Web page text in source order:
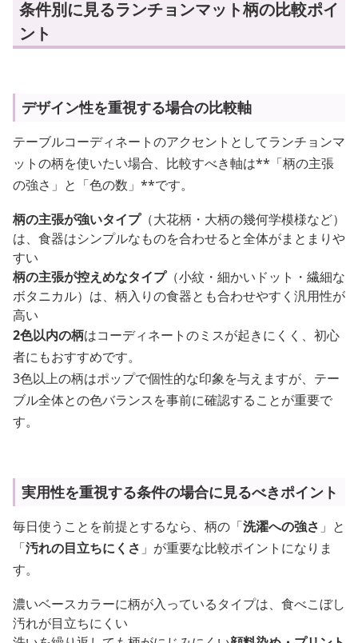
条件別に見るランチョンマット柄の比較ポイ
ント
デザイン性を重視する場合の比較軸
テーブルコーディネートのアクセントとしてランチョンマ
ットの柄を使いたい場合、比較すべき軸は**「柄の主張
の強さ」と「色の数」**です。
柄の主張が強いタイプ（大花柄・大柄の幾何学模様など）
は、食器はシンプルなものを合わせると全体がまとまりや
すい
柄の主張が控えめなタイプ（小紋・細かいドット・繊細な
ボタニカル）は、柄入りの食器とも合わせやすく汎用性が
高い
2色以内の柄はコーディネートのミスが起きにくく、初心
者にもおすすめです。
3色以上の柄はポップで個性的な印象を与えますが、テー
ブル全体との色バランスを事前に確認することが重要で
す。
実用性を重視する条件の場合に見るべきポイント
毎日使うことを前提とするなら、柄の「洗濯への強さ 」と
「汚れの目立ちにくさ 」が重要な比較ポイントになりま
す。
濃いベースカラーに柄が入っているタイプは、食べこぼし
汚れが目立ちにくい